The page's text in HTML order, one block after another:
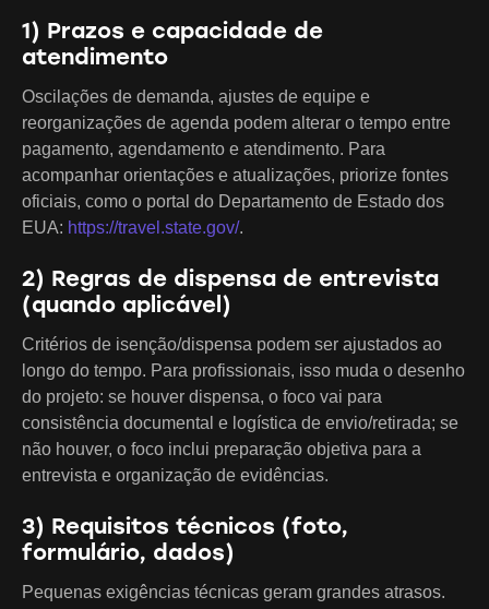
1) Prazos e capacidade de
atendimento
Oscilações de demanda, ajustes de equipe e
reorganizações de agenda podem alterar o tempo entre
pagamento, agendamento e atendimento. Para
acompanhar orientações e atualizações, priorize fontes
oficiais, como o portal do Departamento de Estado dos
EUA: https://travel.state.gov/.
2) Regras de dispensa de entrevista
(quando aplicável)
Critérios de isenção/dispensa podem ser ajustados ao
longo do tempo. Para profissionais, isso muda o desenho
do projeto: se houver dispensa, o foco vai para
consistência documental e logística de envio/retirada; se
não houver, o foco inclui preparação objetiva para a
entrevista e organização de evidências.
3) Requisitos técnicos (foto,
formulário, dados)
Pequenas exigências técnicas geram grandes atrasos.